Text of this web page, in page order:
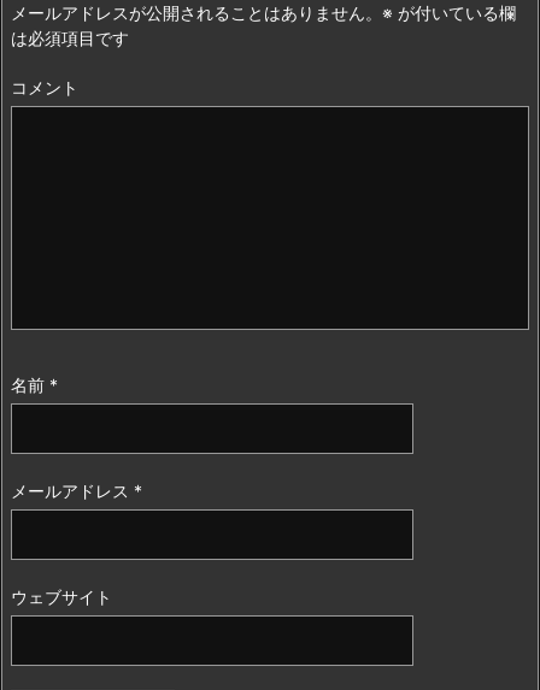
メールアドレスが公開されることはありません。 ※ が付いている欄
は必須項目です
コメント
名前 *
メールアドレス *
ウェブサイト